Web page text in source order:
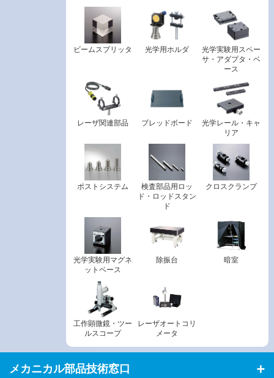
ビームスプリッタ 光学用ホルダ
光学実験用スペー
サ・アダプタ・ベ
ース
レーザ関連部品 ブレッドボード
光学レール・キャ
リア
ポストシステム
検査部品用ロッ
ド・ロッドスタン
ド
クロスクランプ
光学実験用マグネ
ットベース
除振台 暗室
工作顕微鏡・ツー
ルスコープ
レーザオートコリ
メータ
メカニカル部品技術窓口